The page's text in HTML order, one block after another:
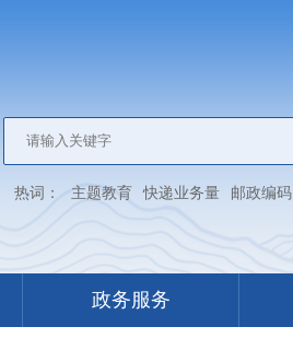
热词： 主题教育 快递业务量 邮政编码
政务服务